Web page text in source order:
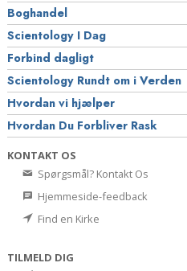
Boghandel
Scientology I Dag
Forbind dagligt
Scientology Rundt om i Verden
Hvordan vi hjælper
Hvordan Du Forbliver Rask
KONTAKT OS
Spørgsmål? Kontakt Os
Hjemmeside-feedback
Find en Kirke
TILMELD DIG